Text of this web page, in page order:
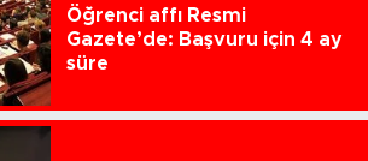
Öğrenci affı Resmi
Gazete’de: Başvuru için 4 ay
süre